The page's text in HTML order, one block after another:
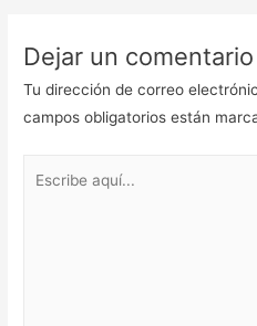
Dejar un comentario
Tu dirección de correo
campos obligatorios están